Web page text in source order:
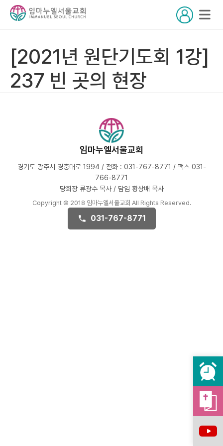
[2021년 원단기도회 1강]
237 빈 곳의 현장
임마누엘서울교회
경기도 광주시 경충대로 1994 / 전화 : 031-767-8771 / 팩스 031-
766-8771
당회장 류광수 목사 / 담임 황상배 목사
Copyright © 2018 임마누엘서울교회 All Rights Reserved.
031-767-8771